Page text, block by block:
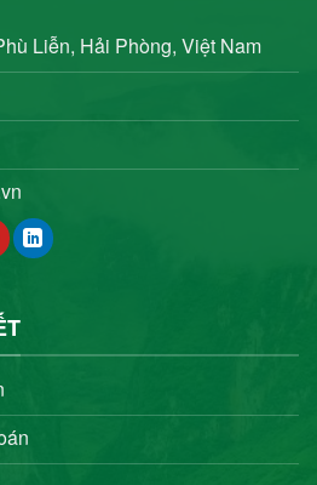
Liễn, Hải Phòng, Việt Nam